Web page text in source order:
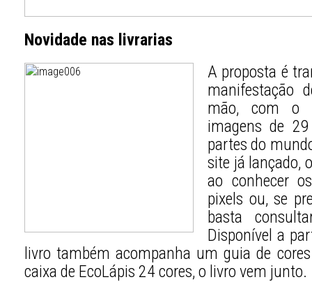
Novidade nas livrarias
A proposta é
manifestação
mão, com o
imagens de
partes do
site já lançado,
ao conhecer
pixels ou, se
basta
Disponível a
livro também acompanha um guia de
caixa de EcoLápis 24 cores, o livro vem junto.